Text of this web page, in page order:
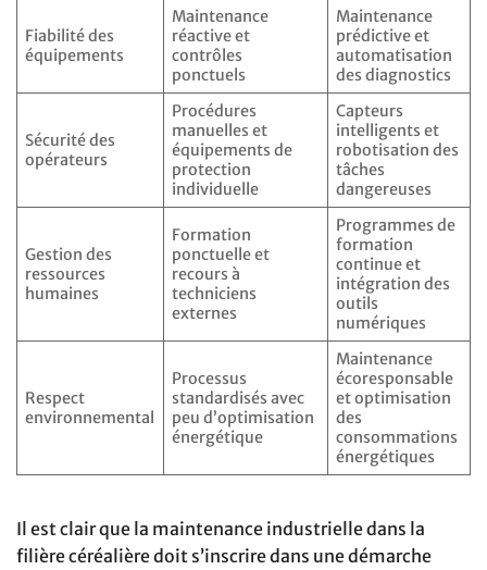
Fiabilité des
équipements
Maintenance
réactive et
contrôles
ponctuels
Maintenance
prédictive et
automatisation
des diagnostics
Sécurité des
opérateurs
Procédures
manuelles et
équipements de
protection
individuelle
Capteurs
intelligents et
robotisation des
tâches
dangereuses
Gestion des
ressources
humaines
Formation
ponctuelle et
recours à
techniciens
externes
Programmes de
formation
continue et
intégration des
outils
numériques
Respect
environnemental
Processus
standardisés avec
peu d’optimisation
énergétique
Maintenance
écoresponsable
et optimisation
des
consommations
énergétiques
Il est clair que la maintenance industrielle dans la
filière céréalière doit s’inscrire dans une démarche